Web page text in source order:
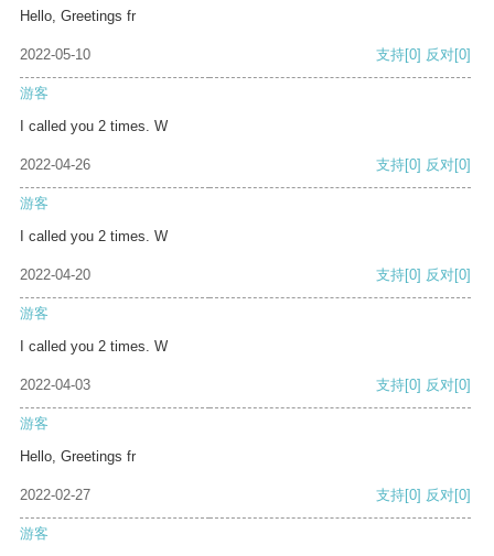
Hello, Greetings fr
2022-05-10 支持[0] 反对[0]
游客
I called you 2 times. W
2022-04-26 支持[0] 反对[0]
游客
I called you 2 times. W
2022-04-20 支持[0] 反对[0]
游客
I called you 2 times. W
2022-04-03 支持[0] 反对[0]
游客
Hello, Greetings fr
2022-02-27 支持[0] 反对[0]
游客